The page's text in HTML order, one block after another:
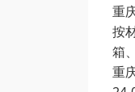
重
按
箱
重